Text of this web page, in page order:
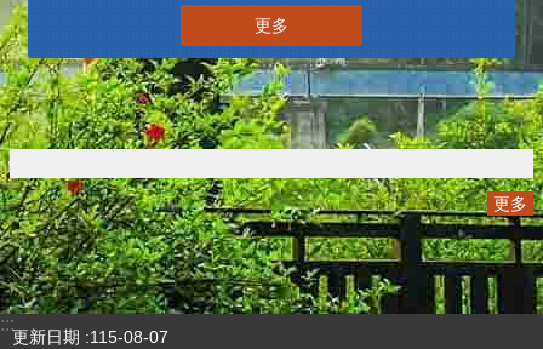
更多
更多
:::
更新日期
115-08-07